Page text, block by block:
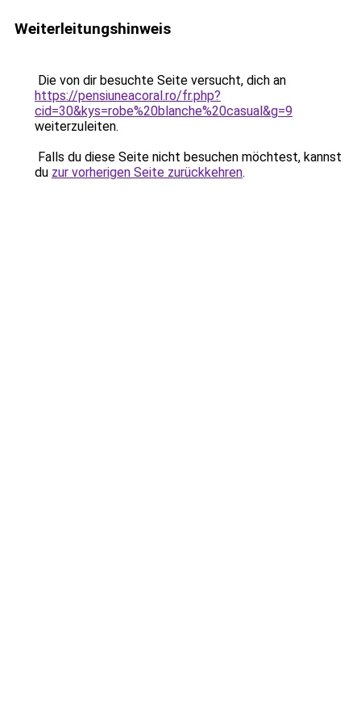
Weiterleitungshinweis
Die von dir besuchte Seite versucht, dich an
https://pensiuneacoral.ro/fr.php?
cid=30&kys=robe%20blanche%20casual&g=9
weiterzuleiten.
Falls du diese Seite nicht besuchen möchtest, kannst
du zur vorherigen Seite zurückkehren.